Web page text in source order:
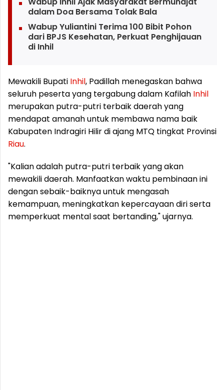
dalam Doa Bersama Tolak Bala
Wabup Yuliantini Terima 100 Bibit Pohon
dari BPJS Kesehatan, Perkuat Penghijauan
di Inhil
Mewakili Bupati Inhil, Padillah menegaskan bahwa
seluruh peserta yang tergabung dalam Kafilah Inhil
merupakan putra-putri terbaik daerah yang
mendapat amanah untuk membawa nama baik
Kabupaten Indragiri Hilir di ajang MTQ tingkat Provinsi
Riau.
"Kalian adalah putra-putri terbaik yang akan
mewakili daerah. Manfaatkan waktu pembinaan ini
dengan sebaik-baiknya untuk mengasah
kemampuan, meningkatkan kepercayaan diri serta
memperkuat mental saat bertanding," ujarnya.